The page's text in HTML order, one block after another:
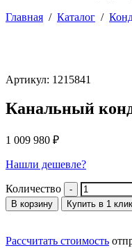
Главная / Каталог /
Артикул: 1215841
Канальный
1 009 980 ₽
Нашли дешевле?
Количество
В корзину Купить в 1 клик
Рассчитать стоимость